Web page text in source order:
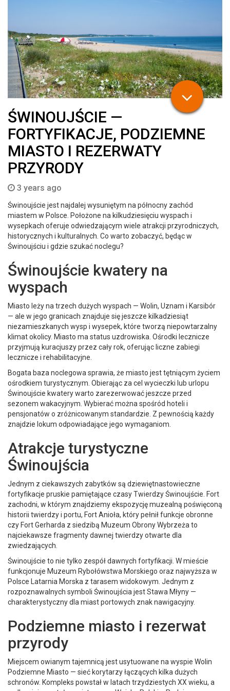
ŚWINOUJŚCIE —
FORTYFIKACJE, PODZIEMNE
MIASTO I REZERWATY
PRZYRODY
3 years ago
Świnoujście jest najdalej wysuniętym na północny zachód
miastem w Polsce. Położone na kilkudziesięciu wyspach i
wysepkach oferuje odwiedzającym wiele atrakcji przyrodniczych,
historycznych i kulturalnych. Co warto zobaczyć, będąc w
Świnoujściu i gdzie szukać noclegu?
Świnoujście kwatery na
wyspach
Miasto leży na trzech dużych wyspach — Wolin, Uznam i Karsibór
— ale w jego granicach znajduje się jeszcze kilkadziesiąt
niezamieszkanych wysp i wysepek, które tworzą niepowtarzalny
klimat okolicy. Miasto ma status uzdrowiska. Ośrodki lecznicze
przyjmują kuracjuszy przez cały rok, oferując liczne zabiegi
lecznicze i rehabilitacyjne.
Bogata baza noclegowa sprawia, że miasto jest tętniącym życiem
ośrodkiem turystycznym. Obierając za cel wycieczki lub urlopu
Świnoujście kwatery warto zarezerwować jeszcze przed
sezonem wakacyjnym. Wybierać można spośród hoteli i
pensjonatów o zróżnicowanym standardzie. Z pewnością każdy
znajdzie lokum odpowiadające jego wymaganiom.
Atrakcje turystyczne
Świnoujścia
Jednym z ciekawszych zabytków są dziewiętnastowieczne
fortyfikacje pruskie pamiętające czasy Twierdzy Świnoujście. Fort
zachodni, w którym znajdziemy ekspozycję muzealną poświęconą
historii twierdzy i portu, Fort Anioła, który pełnił funkcje obronne
czy Fort Gerharda z siedzibą Muzeum Obrony Wybrzeża to
najciekawsze fragmenty dawnej twierdzy otwarte dla
zwiedzających.
Świnoujście to nie tylko zespół dawnych fortyfikacji. W mieście
funkcjonuje Muzeum Rybołówstwa Morskiego oraz najwyższa w
Polsce Latarnia Morska z tarasem widokowym. Jednym z
rozpoznawalnych symboli Świnoujścia jest Stawa Młyny —
charakterystyczny dla miast portowych znak nawigacyjny.
Podziemne miasto i rezerwat
przyrody
Miejscem owianym tajemnicą jest usytuowane na wyspie Wolin
Podziemne Miasto — sieć korytarzy łączących kilka dużych
schronów. Kompleks powstał w latach trzydziestych XX wieku, a